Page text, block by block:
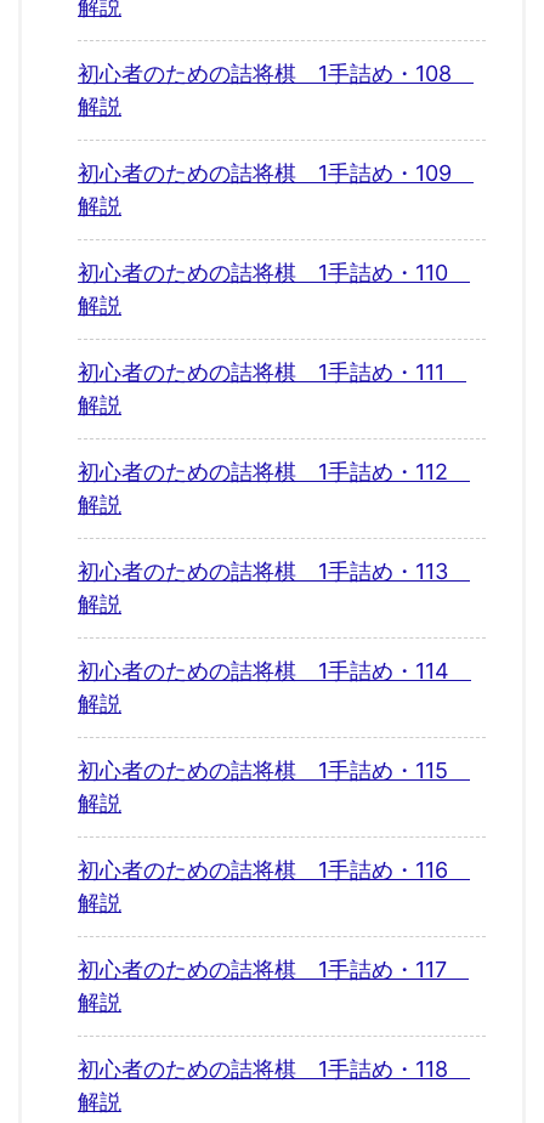
解説
初心者のための詰将棋 1手詰め・108
解説
初心者のための詰将棋 1手詰め・109
解説
初心者のための詰将棋 1手詰め・110
解説
初心者のための詰将棋 1手詰め・111
解説
初心者のための詰将棋 1手詰め・112
解説
初心者のための詰将棋 1手詰め・113
解説
初心者のための詰将棋 1手詰め・114
解説
初心者のための詰将棋 1手詰め・115
解説
初心者のための詰将棋 1手詰め・116
解説
初心者のための詰将棋 1手詰め・117
解説
初心者のための詰将棋 1手詰め・118
解説